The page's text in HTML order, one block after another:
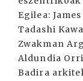
Egilea:
Tadashi
Zwakman
Aldundia
Badira